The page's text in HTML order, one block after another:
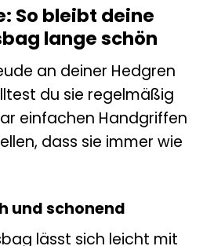
So bleibt deine
lange schön
an deiner Hedgren
du sie regelmäßig
einfachen Handgriffen
dass sie immer wie
und schonend
lässt sich leicht mit